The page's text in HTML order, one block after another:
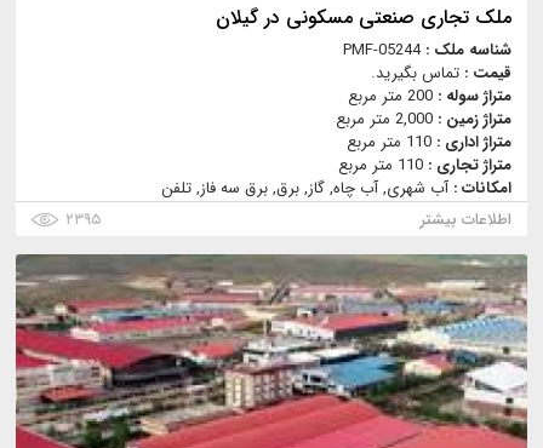
ملک تجاری صنعتی مسکونی در گیلان
شناسه ملک :PMF-05244
قیمت : تماس بگیرید.
متراژ سوله : 200 متر مربع
متراژ زمین : 2,000 متر مربع
متراژ اداری : 110 متر مربع
متراژ تجاری : 110 متر مربع
امکانات :آب شهری, آب چاه, گاز, برق, برق سه فاز, تلفن
اطلاعات بیشتر
۲۳۹۵